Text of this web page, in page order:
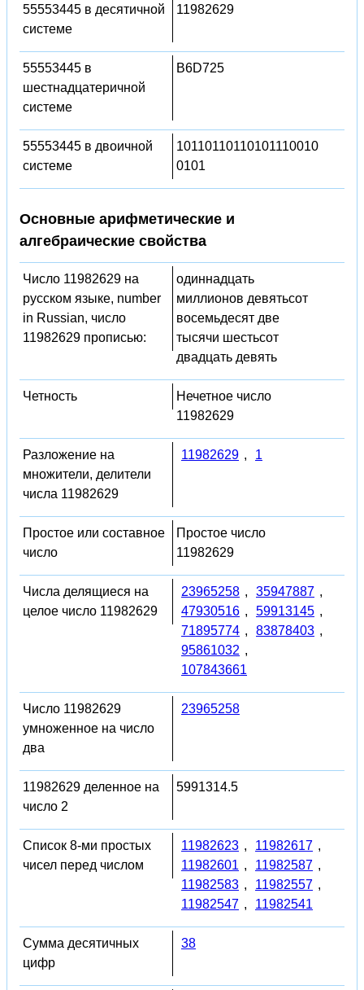
55553445 в десятичной
системе
11982629
55553445 в
шестнадцатеричной
системе
B6D725
55553445 в двоичной
системе
10110110110101110010
0101
Основные арифметические и
алгебраические свойства
Число 11982629 на
русском языке, number
in Russian, число
11982629 прописью:
одиннадцать
миллионов девятьсот
восемьдесят две
тысячи шестьсот
двадцать девять
Четность
Нечетное число
11982629
Разложение на
множители, делители
числа 11982629
11982629 , 1
Простое или составное
число
Простое число
11982629
Числа делящиеся на
целое число 11982629
23965258 , 35947887 ,
47930516 , 59913145 ,
71895774 , 83878403 ,
95861032 ,
107843661
Число 11982629
умноженное на число
два
23965258
11982629 деленное на
число 2
5991314.5
Список 8-ми простых
чисел перед числом
11982623 , 11982617 ,
11982601 , 11982587 ,
11982583 , 11982557 ,
11982547 , 11982541
Сумма десятичных
цифр
38